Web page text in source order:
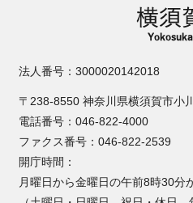
法人番号：3000020142018
〒238-8550 神奈川県横須賀市小
電話番号：046-822-4000
ファクス番号：046-822-2539
開庁時間：
月曜日から金曜日の午前8時30分